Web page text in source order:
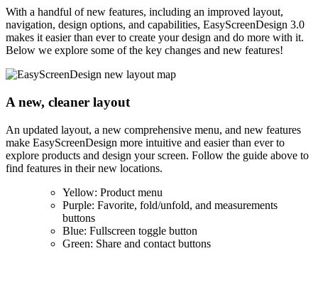
With a handful of new features, including an improved layout,
navigation, design options, and capabilities, EasyScreenDesign 3.0
makes it easier than ever to create your design and do more with it.
Below we explore some of the key changes and new features!
A new, cleaner layout
An updated layout, a new comprehensive menu, and new features
make EasyScreenDesign more intuitive and easier than ever to
explore products and design your screen. Follow the guide above to
find features in their new locations.
Yellow: Product menu
Purple: Favorite, fold/unfold, and measurements
buttons
Blue: Fullscreen toggle button
Green: Share and contact buttons